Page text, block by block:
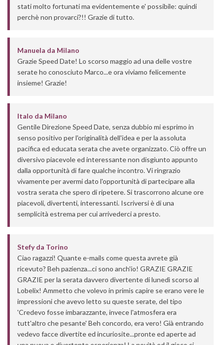
stati molto fortunati ma evidentemente e' possibile: quindi
perchè non provarci?!! Grazie di tutto.
Manuela da Milano
Grazie Speed Date! Lo scorso maggio ad una delle vostre
serate ho conosciuto Marco...e ora viviamo felicemente
insieme! Grazie!
Italo da Milano
Gentile Direzione Speed Date, senza dubbio mi esprimo in
senso positivo per l'originalità dell'idea e per la assoluta
pacifica ed educata serata che avete organizzato. Ciò offre un
diversivo piacevole ed interessante non disgiunto appunto
dalla opportunità di fare qualche incontro. Vi ringrazio
vivamente per avermi dato l'opportunità di partecipare alla
vostra serata che spero di ripetere. Si trascorrono alcune ore
piacevoli, divertenti, interessanti. Iscriversi è di una
semplicità estrema per cui arrivederci a presto.
Stefyda Torino
Ciao ragazzi! Quante e-mails come questa avrete già
ricevuto? Beh pazienza...ci sono anch'io! GRAZIE GRAZIE
GRAZIE per la serata davvero divertente di lunedì scorso al
Lobelix! Ammetto che volevo in primis capire se erano vere le
impressioni che avevo letto su queste serate, del tipo
'Credevo fosse imbarazzante, invece l'atmosfera era
tutt'altro che pesante' Beh concordo, era vero! Già entrando
vedevo facce divertite ed incuriosite...pronte ed aperte ad